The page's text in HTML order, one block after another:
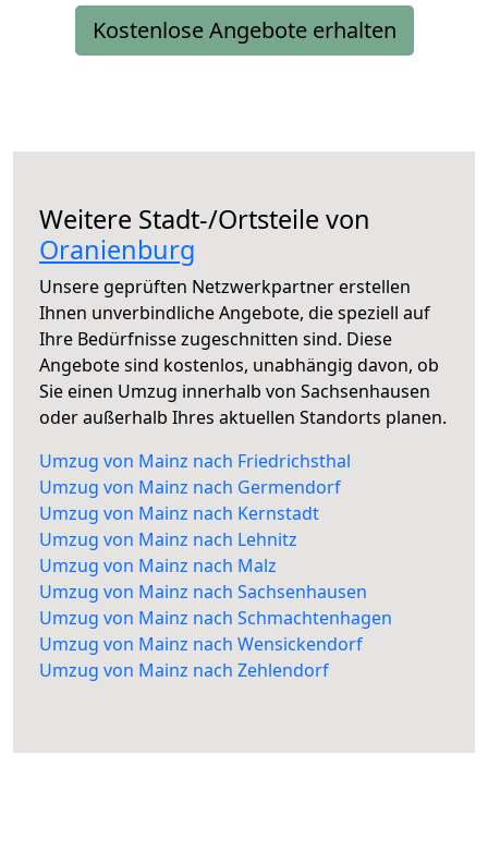
Kostenlose Angebote erhalten
Weitere Stadt-/Ortsteile von
Oranienburg
Unsere geprüften Netzwerkpartner erstellen
Ihnen unverbindliche Angebote, die speziell auf
Ihre Bedürfnisse zugeschnitten sind. Diese
Angebote sind kostenlos, unabhängig davon, ob
Sie einen Umzug innerhalb von Sachsenhausen
oder außerhalb Ihres aktuellen Standorts planen.
Umzug von Mainz nach Friedrichsthal
Umzug von Mainz nach Germendorf
Umzug von Mainz nach Kernstadt
Umzug von Mainz nach Lehnitz
Umzug von Mainz nach Malz
Umzug von Mainz nach Sachsenhausen
Umzug von Mainz nach Schmachtenhagen
Umzug von Mainz nach Wensickendorf
Umzug von Mainz nach Zehlendorf